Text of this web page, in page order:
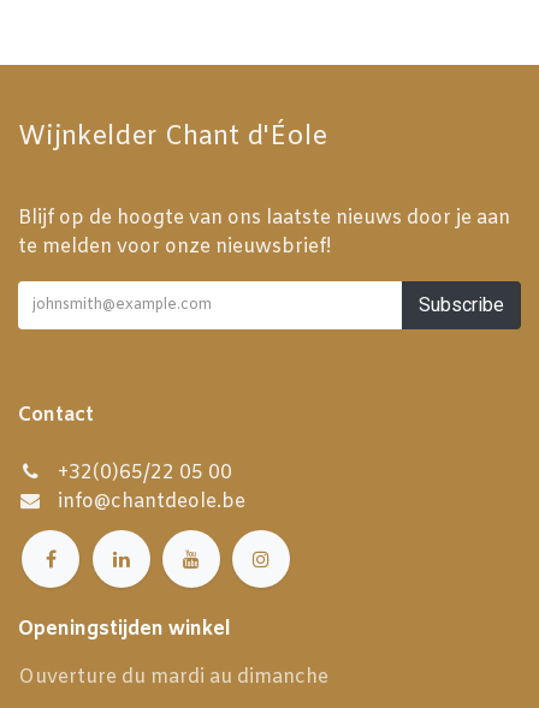
Wijnkelder Chant d'Éole
Blijf op de hoogte van ons laatste nieuws door je aan
te melden voor onze nieuwsbrief!
Subscribe
Contact
+32(0)65/22 05 00
info@chantdeole.be
Openingstijden winkel
Ouverture du mardi au dimanche